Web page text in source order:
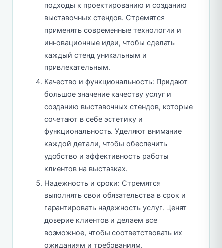
подходы к проектированию и созданию
выставочных стендов. Стремятся
применять современные технологии и
инновационные идеи, чтобы сделать
каждый стенд уникальным и
привлекательным.
Качество и функциональность: Придают
большое значение качеству услуг и
созданию выставочных стендов, которые
сочетают в себе эстетику и
функциональность. Уделяют внимание
каждой детали, чтобы обеспечить
удобство и эффективность работы
клиентов на выставках.
Надежность и сроки: Стремятся
выполнять свои обязательства в срок и
гарантировать надежность услуг. Ценят
доверие клиентов и делаем все
возможное, чтобы соответствовать их
ожиданиям и требованиям.